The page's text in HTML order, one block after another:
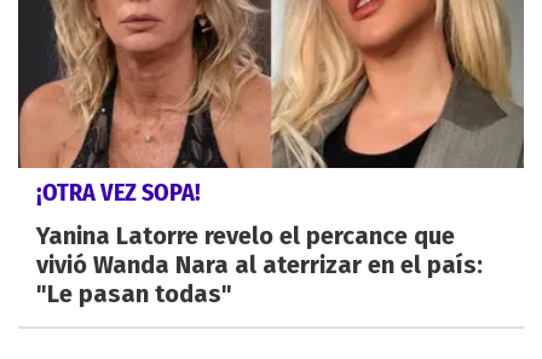
¡OTRA VEZ SOPA!
Yanina Latorre revelo el percance que
vivió Wanda Nara al aterrizar en el país:
"Le pasan todas"